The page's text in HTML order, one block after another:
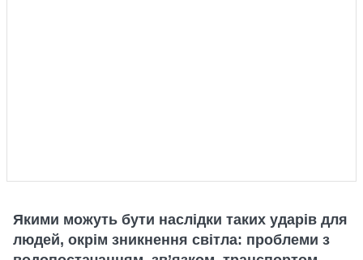
Якими можуть бути наслідки таких ударів для
людей, окрім зникнення світла: проблеми з